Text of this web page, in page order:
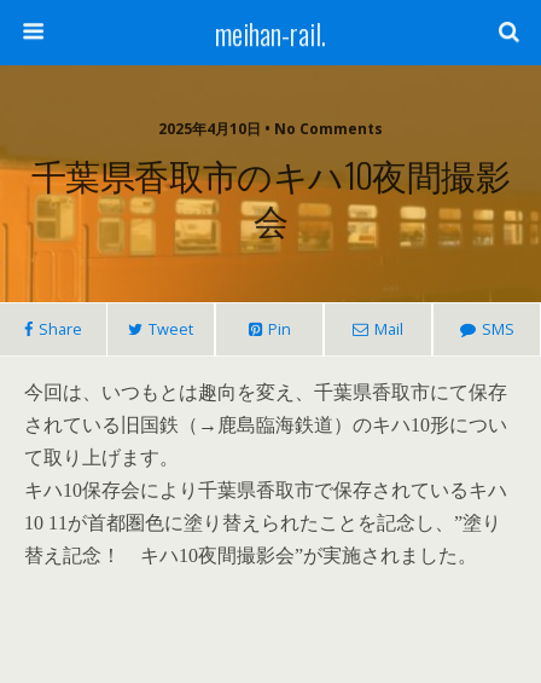
meihan-rail.
2025年4月10日 • No Comments
千葉県香取市のキハ10夜間撮影
会
Share Tweet Pin Mail SMS
今回は、いつもとは趣向を変え、千葉県香取市にて保存
されている旧国鉄（→鹿島臨海鉄道）のキハ10形につい
て取り上げます。
キハ10保存会により 千葉県香取市で保存されているキハ
10 11が首都圏色に塗り替えられたことを記念し、”塗り
替え記念！ キハ10夜間撮影会”が実施されました。